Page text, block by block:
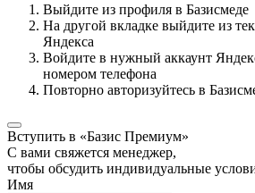
Выйдите из профиля в Базисмеде
На другой вкладке выйдите из
Яндекса
Войдите в нужный аккаунт
номером телефона
Повторно авторизуйтесь в
Вступить в «Базис Премиум»
С вами свяжется менеджер,
чтобы обсудить индивидуальные
Имя